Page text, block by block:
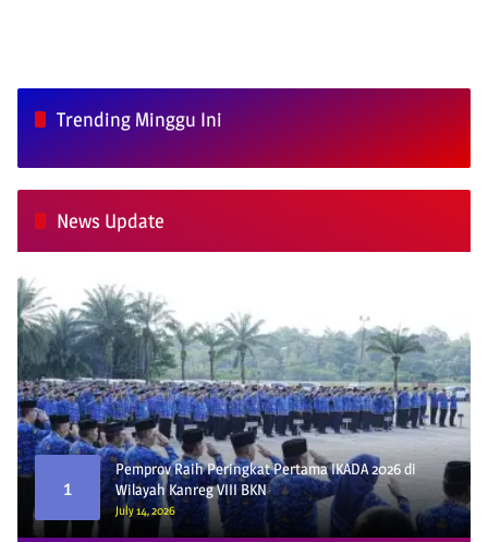
Trending Minggu Ini
News Update
1
Pemprov Raih Peringkat Pertama IKADA 2026 di
Wilayah Kanreg VIII BKN
July 14, 2026